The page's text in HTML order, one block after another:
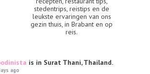
stedentrips, reistips en de
leukste ervaringen van ons
gezin thuis, in Brabant en op
reis.
is in Surat Thani, Thailand.
ago